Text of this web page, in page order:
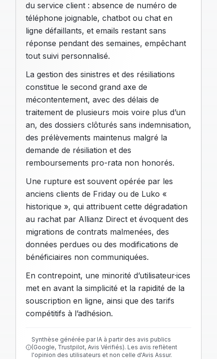
du service client : absence de numéro de
téléphone joignable, chatbot ou chat en
ligne défaillants, et emails restant sans
réponse pendant des semaines, empêchant
tout suivi personnalisé.
La gestion des sinistres et des résiliations
constitue le second grand axe de
mécontentement, avec des délais de
traitement de plusieurs mois voire plus d’un
an, des dossiers clôturés sans indemnisation,
des prélèvements maintenus malgré la
demande de résiliation et des
remboursements pro-rata non honorés.
Une rupture est souvent opérée par les
anciens clients de Friday ou de Luko «
historique », qui attribuent cette dégradation
au rachat par Allianz Direct et évoquent des
migrations de contrats malmenées, des
données perdues ou des modifications de
bénéficiaires non communiquées.
En contrepoint, une minorité d’utilisateur·ices
met en avant la simplicité et la rapidité de la
souscription en ligne, ainsi que des tarifs
compétitifs à l’adhésion.
Synthèse générée par IA à partir des avis publics
(Google, Trustpilot, Avis Vérifiés). Les avis reflètent
l'opinion des utilisateurs et non celle d'Avis Assur.